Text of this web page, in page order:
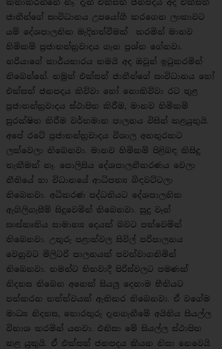
කතාකරන්නේ නෑ. දැන් එක්සත් ජනපදය අද එක්සත්
ජාතීන්ගේ සංවිධානය උපයෝගී කරගෙන ලංකාවට
යම් දේශපාලනික මැදිහත්වීමක් කරමින් මානව
හිමිකම් ප‍්‍රජාතන්ත‍්‍රවාදය ගැන ප‍්‍රශ්න ගේනවා.
නරියාගේ කාර්යභාරය තමයි අද ඔවුන් ඉටුකරමින්
තිබෙන්නේ. නමුත් එක්සත් ජාතීන්ගේ සංවිධානය හෝ
එක්සත් ජනපදය කිව්වා හෝ නොකිව්වා රට තුළ
ප‍්‍රජාතන්ත‍්‍රවාදය ස්ථාපිත කිරීම, මානව හිමිකම්
සුරක්ෂිත කිරීම වර්තමාන පාලනය විසින් කළයුතුයි.
අපේ රටේ ප‍්‍රජාතන්ත‍්‍රවාදය විශාල අනතුරකට
ලක්වෙලා තිබෙනවා. මානව හිමිකම් පිළිබඳ කිසිදු
තැකීමක් නෑ. පොලිසිය දේශපාලනීකරණය වෙලා
නීතියේ හා විධානයේ ආධිපත්‍ය බිඳවට්ටලා
තිබෙනවා. අධිකරණ පද්ධතියට දේශපාලනික
ඇගිලිගැසීම් සිදුවෙමින් තිබෙනවා. සුදු වෑන්
සංස්කෘතිය සාමාන්‍ය දෙයක් බවට පත්වෙමින්
තිබෙනවා. උතුරු පළාත්වල සිවිල් පරිපාලනය
වෙනුවට මිලිටරි පාලනයක් පවත්වාගනිමින්
තිබෙනවා. තමන්ට හිතවාදී පිරිස්වලට පමණක්
නිදහස තිබෙන අනෙක් සියලු දෙනාම භීතියට
පත්කරන තත්ත්වයක් ඇතිකර තිබෙනවා. ඒ වගේම
මාධ්‍ය නිදහස, තොරතුරු දැනගැනීමේ අයිතිය සියල්ල
විනාශ කරමින් යනවා. එනිසා මේ සියල්ල ස්ථාපිත
කළ යුතුයි. ඒ එක්සත් ජනපදය කියන නිසා නෙවෙයි